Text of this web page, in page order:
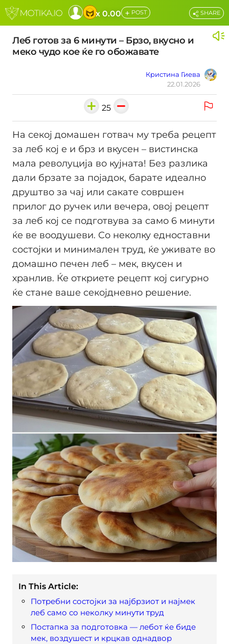
x 0.00 + POST
Леб готов за 6 минути – Брзо, вкусно и
меко чудо кое ќе го обожавате
Кристина Гиева
22.01.2026
SHARE
25
На секој домашен готвач му треба рецепт
за леб кој е и брз и вкусен – вистинска
мала револуција во кујната! Без разлика
дали брзате за појадок, барате идеално
друштво за чај или сакате совршен
прилог до ручек или вечера, овој рецепт
за леб кој се подготвува за само 6 минути
ќе ве воодушеви. Со неколку едноставни
состојки и минимален труд, ќе уживате во
домашно печен леб – мек, вкусен и
хранлив. Ќе откриете рецепт кој сигурно
ќе стане ваше секојдневно решение.
In This Article:
Потребни состојки за најбрзиот и најмек
леб само со неколку минути труд
Постапка за подготовка — лебот ќе биде
мек, воздушест и крцкав однадвор